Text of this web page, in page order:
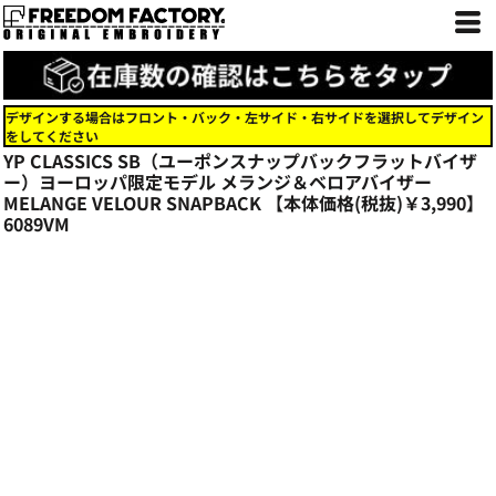
デザインする場合はフロント・バック・左サイド・右サイドを選択してデザイン
をしてください
YP CLASSICS SB（ユーポンスナップバックフラットバイザ
ー）ヨーロッパ限定モデル メランジ＆ベロアバイザー
MELANGE VELOUR SNAPBACK 【本体価格(税抜)￥3,990】
6089VM